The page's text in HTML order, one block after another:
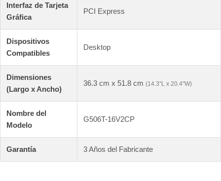
Interfaz de Tarjeta
Gráfica
PCI Express
Dispositivos
Compatibles
Desktop
Dimensiones
(Largo x Ancho)
36.3 cm x 51.8 cm (14.3"L x 20.4"W)
Nombre del
Modelo
G506T-16V2CP
Garantía 3 Años del Fabricante